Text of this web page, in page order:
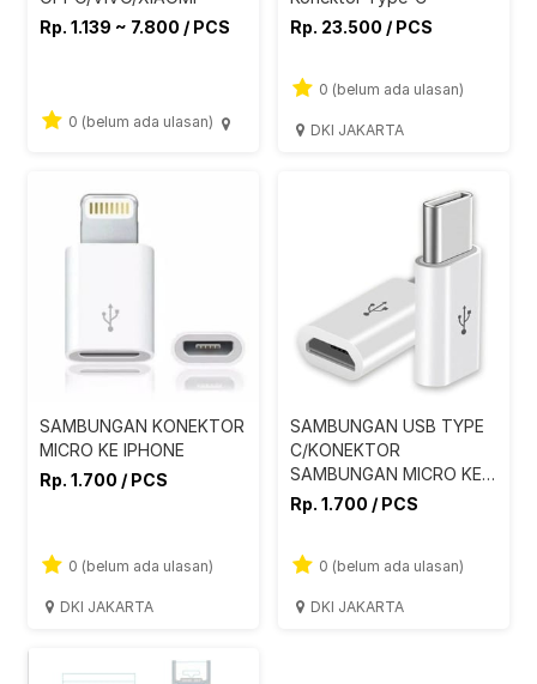
Rp. 1.139 ~ 7.800 / PCS
0 (belum ada ulasan)
Rp. 23.500 / PCS
0 (belum ada ulasan)
DKI JAKARTA
SAMBUNGAN KONEKTOR
MICRO KE IPHONE
Rp. 1.700 / PCS
0 (belum ada ulasan)
DKI JAKARTA
SAMBUNGAN USB TYPE
C/KONEKTOR
SAMBUNGAN MICRO KE
TYPE C
Rp. 1.700 / PCS
0 (belum ada ulasan)
DKI JAKARTA